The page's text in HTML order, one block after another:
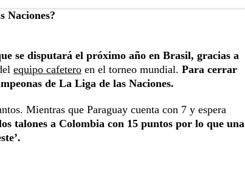
Naciones?
se disputará el próximo año en Brasil, gracias a
equipo cafetero en el torneo mundial. Para cerrar
de La Liga de las Naciones.
Mientras que Paraguay cuenta con 7 y espera
talones a Colombia con 15 puntos por lo que una